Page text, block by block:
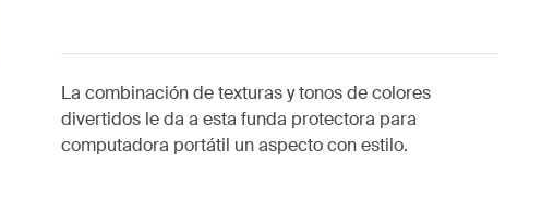
La combinación de texturas y tonos de colores
divertidos le da a esta funda protectora para
computadora portátil un aspecto con estilo.